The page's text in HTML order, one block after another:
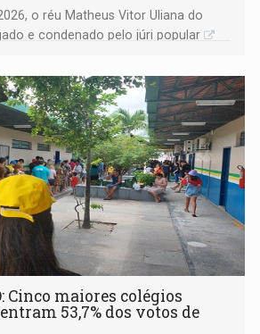
o réu Matheus Vitor Uliana do
e condenado pelo júri popular
Cinco maiores colégios
53,7% dos votos de